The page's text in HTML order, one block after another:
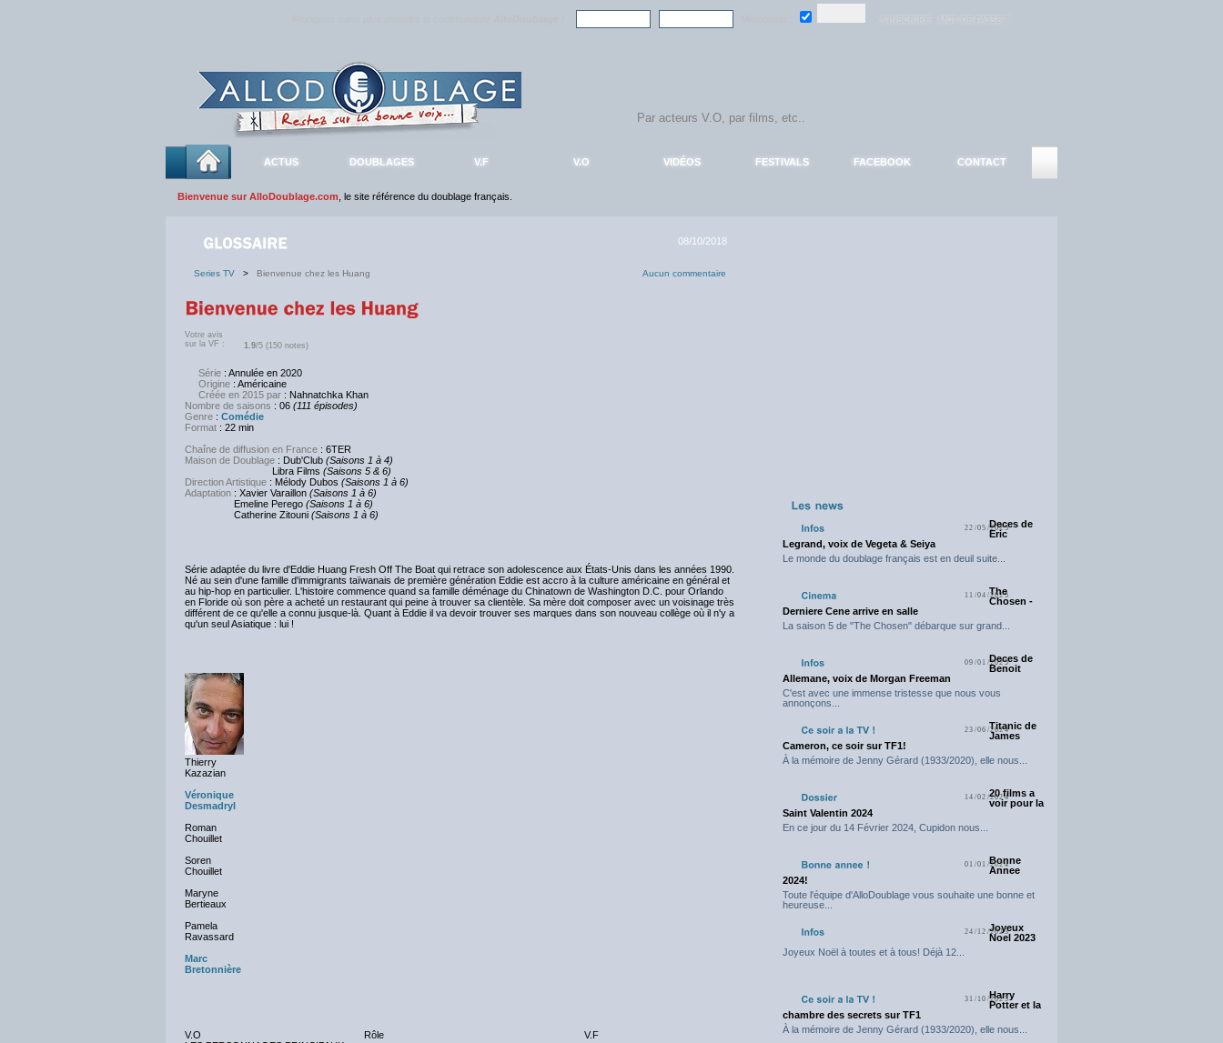
ACTUS DOUBLAGES V.F V.O VIDÉOS FESTIVALS FACEBOOK CONTACT
Bienvenue sur AlloDoublage.com , le site référence du doublage français.
08/10/2018
Series TV > Bienvenue chez les Huang Aucun commentaire
Votre avis
sur la VF :
1.9/5 (150 notes)
Série : Annulée en 2020
Origine : Américaine
Créée en 2015 par : Nahnatchka Khan
Nombre de saisons : 06 (111 épisodes)
Genre : Comédie
Format : 22 min
Chaîne de diffusion en France : 6TER
Maison de Doublage : Dub'Club (Saisons 1 à 4)
Libra Films (Saisons 5 & 6)
Direction Artistique : Mélody Dubos (Saisons 1 à 6)
Adaptation : Xavier Varaillon (Saisons 1 à 6)
Emeline Perego (Saisons 1 à 6)
Catherine Zitouni (Saisons 1 à 6)
Série adaptée du livre d'Eddie Huang Fresh Off The Boat qui retrace son adolescence aux États-Unis dans les années 1990.
Né au sein d'une famille d'immigrants taïwanais de première génération Eddie est accro à la culture américaine en général et
au hip-hop en particulier. L'histoire commence quand sa famille déménage du Chinatown de Washington D.C. pour Orlando
en Floride où son père a acheté un restaurant qui peine à trouver sa clientèle. Sa mère doit composer avec un voisinage très
différent de ce qu'elle a connu jusque-là. Quant à Eddie il va devoir trouver ses marques dans son nouveau collège où il n'y a
qu'un seul Asiatique : lui !
Thierry
Kazazian
Véronique
Desmadryl
Roman
Chouillet
Soren
Chouillet
Maryne
Bertieaux
Pamela
Ravassard
Marc
Bretonnière
V.O Rôle
V.F
22/05/2025Deces de
Eric
Legrand, voix de Vegeta & Seiya
Le monde du doublage français est en deuil suite...
11/04/2025
The
Chosen -
Derniere Cene arrive en salle
La saison 5 de "The Chosen" débarque sur grand...
09/01/2025Deces de
Benoit
Allemane, voix de Morgan Freeman
C'est avec une immense tristesse que nous vous
annonçons...
23/06/2024Titanic de
James
Cameron, ce soir sur TF1!
À la mémoire de Jenny Gérard (1933/2020), elle nous...
14/02/202420 films a
voir pour la
Saint Valentin 2024
En ce jour du 14 Février 2024, Cupidon nous...
01/01/2024
Bonne
Annee
2024!
Toute l'équipe d'AlloDoublage vous souhaite une bonne et
heureuse...
24/12/2023
Joyeux
Noel 2023
Joyeux Noël à toutes et à tous! Déjà 12...
31/10/2023
Harry
Potter et la
chambre des secrets sur TF1
À la mémoire de Jenny Gérard (1933/2020), elle nous...